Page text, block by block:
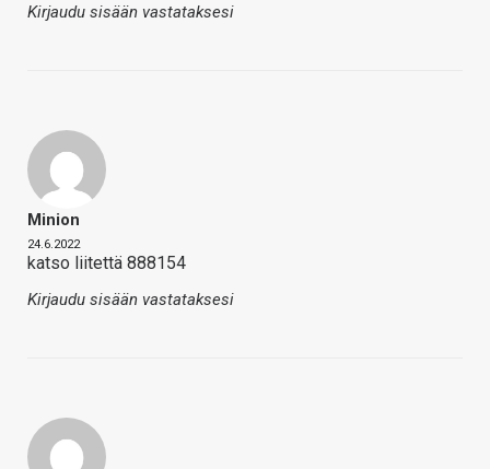
Kirjaudu sisään vastataksesi
Minion
24.6.2022
katso liitettä 888154
Kirjaudu sisään vastataksesi